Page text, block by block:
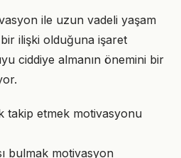
ile uzun vadeli yaşam
ilişki olduğuna işaret
ciddiye almanın önemini bir
takip etmek motivasyonu
bulmak motivasyon